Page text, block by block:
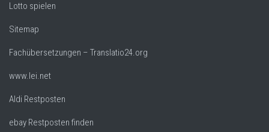
Lotto spielen
Sitemap
Fachübersetzungen – Translatio24.org
www.lei.net
Aldi Restposten
ebay Restposten finden